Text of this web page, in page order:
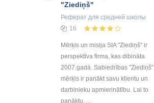
"Ziediņš"
Реферат для средней школы
16
Mērķis un misija SIA "Ziediņš" ir
perspektīva firma, kas dibināta
2007.gadā. Sabiedrības "Ziediņš"
mērķis ir panākt savu klientu un
darbinieku apmierinātību. Lai to
panāktu, ...